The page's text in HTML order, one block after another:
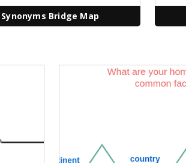
Synonyms Bridge Map